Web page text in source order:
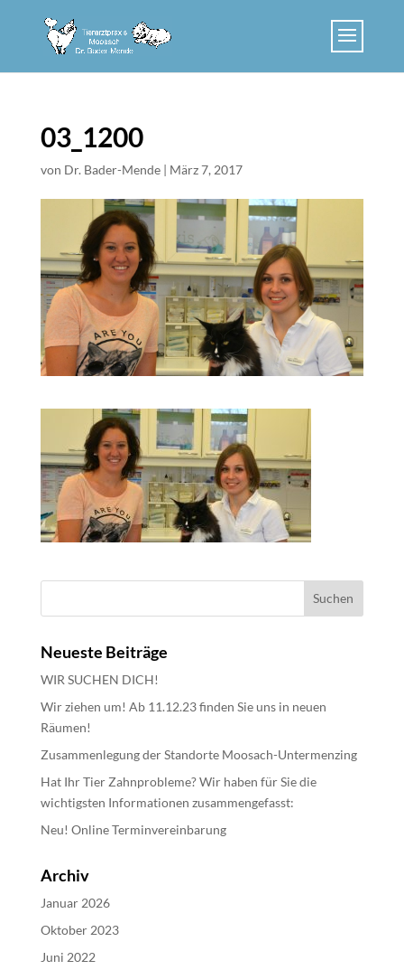
03_1200
von Dr. Bader-Mende| März 7, 2017
Neueste Beiträge
WIR SUCHEN DICH!
Wir ziehen um! Ab 11.12.23 finden Sie uns in neuen
Räumen!
Zusammenlegung der Standorte Moosach-Untermenzing
Hat Ihr Tier Zahnprobleme? Wir haben für Sie die
wichtigsten Informationen zusammengefasst:
Neu! Online Terminvereinbarung
Archiv
Januar 2026
Oktober 2023
Juni 2022